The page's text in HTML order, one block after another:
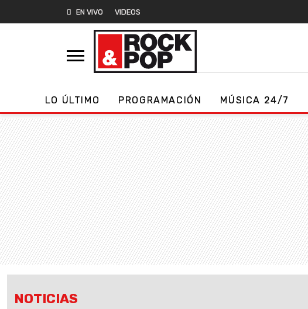
EN VIVO VIDEOS
LO ÚLTIMO PROGRAMACIÓN MÚSICA 24/7
NOTICIAS